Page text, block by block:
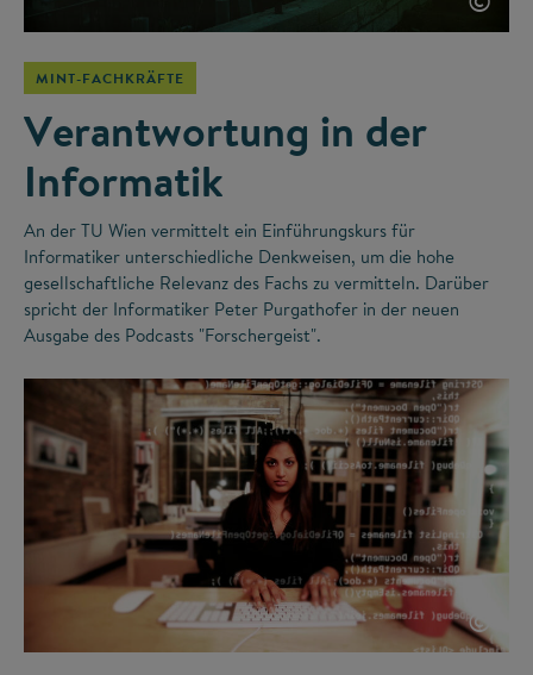
MINT-FACHKRÄFTE
Verantwortung in der
Informatik
An der TU Wien vermittelt ein Einführungskurs für
Informatiker unterschiedliche Denkweisen, um die hohe
gesellschaftliche Relevanz des Fachs zu vermitteln. Darüber
spricht der Informatiker Peter Purgathofer in der neuen
Ausgabe des Podcasts "Forschergeist".
©